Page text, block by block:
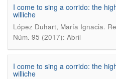
I come to sing a corrido: the
williche
López Duhart, María Ignacia.
Núm. 95 (2017): Abril
I come to sing a corrido: the
williche